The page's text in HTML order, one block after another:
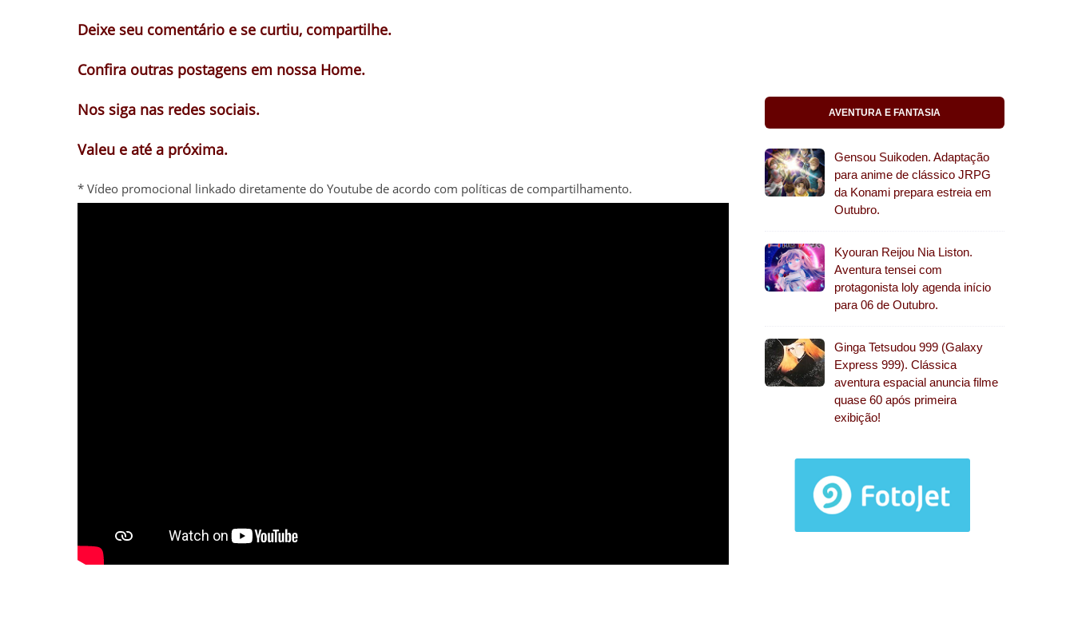
Deixe seu comentário e se curtiu, compartilhe.
Confira outras postagens em nossa Home.
Nos siga nas redes sociais.
Valeu e até a próxima.
* Vídeo promocional linkado diretamente do Youtube de acordo com políticas de compartilhamento.
AVENTURA E FANTASIA
Gensou Suikoden. Adaptação
para anime de clássico JRPG
da Konami prepara estreia em
Outubro.
Kyouran Reijou Nia Liston.
Aventura tensei com
protagonista loly agenda início
para 06 de Outubro.
Ginga Tetsudou 999 (Galaxy
Express 999). Clássica
aventura espacial anuncia filme
quase 60 após primeira
exibição!